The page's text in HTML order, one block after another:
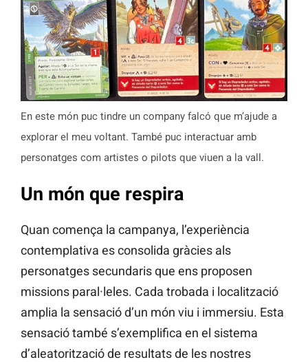
En este món puc tindre un company falcó que m’ajude a
explorar el meu voltant. També puc interactuar amb
personatges com artistes o pilots que viuen a la vall.
Un món que respira
Quan comença la campanya, l’experiència
contemplativa es consolida gràcies als
personatges secundaris que ens proposen
missions paral·leles. Cada trobada i localització
amplia la sensació d’un món viu i immersiu. Esta
sensació també s’exemplifica en el sistema
d’aleatorització de resultats de les nostres